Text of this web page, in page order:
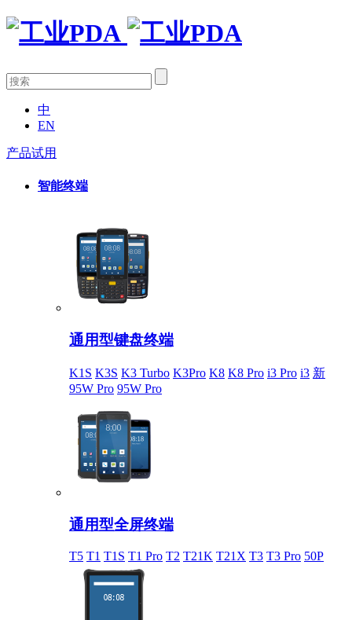
中
EN
产品试用
智能终端
通用型键盘终端
K1S K3S K3 Turbo K3Pro K8 K8 Pro i3 Pro i3 新
95W Pro 95W Pro
通用型全屏终端
T5 T1 T1S T1 Pro T2 T21K T21X T3 T3 Pro 50P